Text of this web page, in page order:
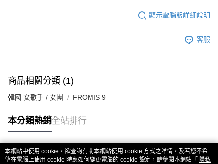
顯示電腦版詳細說明
客服
商品相關分類 (1)
韓國 女歌手 / 女團 FROMIS 9
本分類熱銷全站排行
熱門標籤
本網站中使用 cookie，欲查詢有關本網站使用 cookie 方式之詳情，及若您不希
望在電腦上使用 cookie 時應如何變更電腦的 cookie 設定，請參閱本網站「 隱私